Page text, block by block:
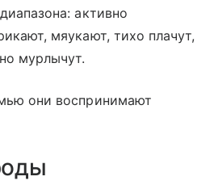
активно
мяукают, тихо плачут,
мурлычут.
они воспринимают